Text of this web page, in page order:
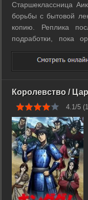
Старшеклассница
борьбы с бытовой
копию. Реплика
подработки, пока
инструмент лишен
послушно
сохранения тайны.
Королевство /
4.1/5 (